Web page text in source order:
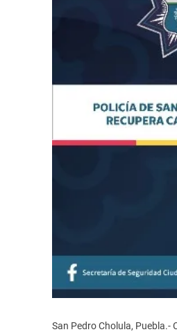
San Pedro Cholula, Puebla.-